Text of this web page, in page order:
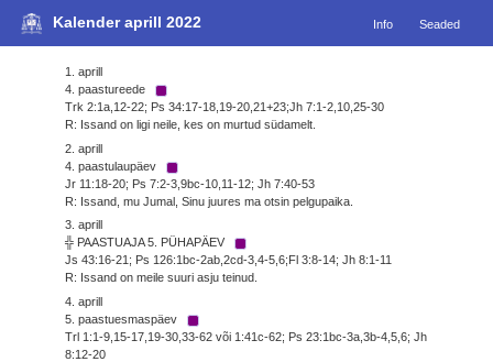
Kalender aprill 2022 Info Seaded
1. aprill
4. paastureede
Trk 2:1a,12-22; Ps 34:17-18,19-20,21+23;Jh 7:1-2,10,25-30
R: Issand on ligi neile, kes on murtud südamelt.
2. aprill
4. paastulaupäev
Jr 11:18-20; Ps 7:2-3,9bc-10,11-12; Jh 7:40-53
R: Issand, mu Jumal, Sinu juures ma otsin pelgupaika.
3. aprill
╬ PAASTUAJA 5. PÜHAPÄEV
Js 43:16-21; Ps 126:1bc-2ab,2cd-3,4-5,6;Fl 3:8-14; Jh 8:1-11
R: Issand on meile suuri asju teinud.
4. aprill
5. paastuesmaspäev
Trl 1:1-9,15-17,19-30,33-62 või 1:41c-62; Ps 23:1bc-3a,3b-4,5,6; Jh
8:12-20